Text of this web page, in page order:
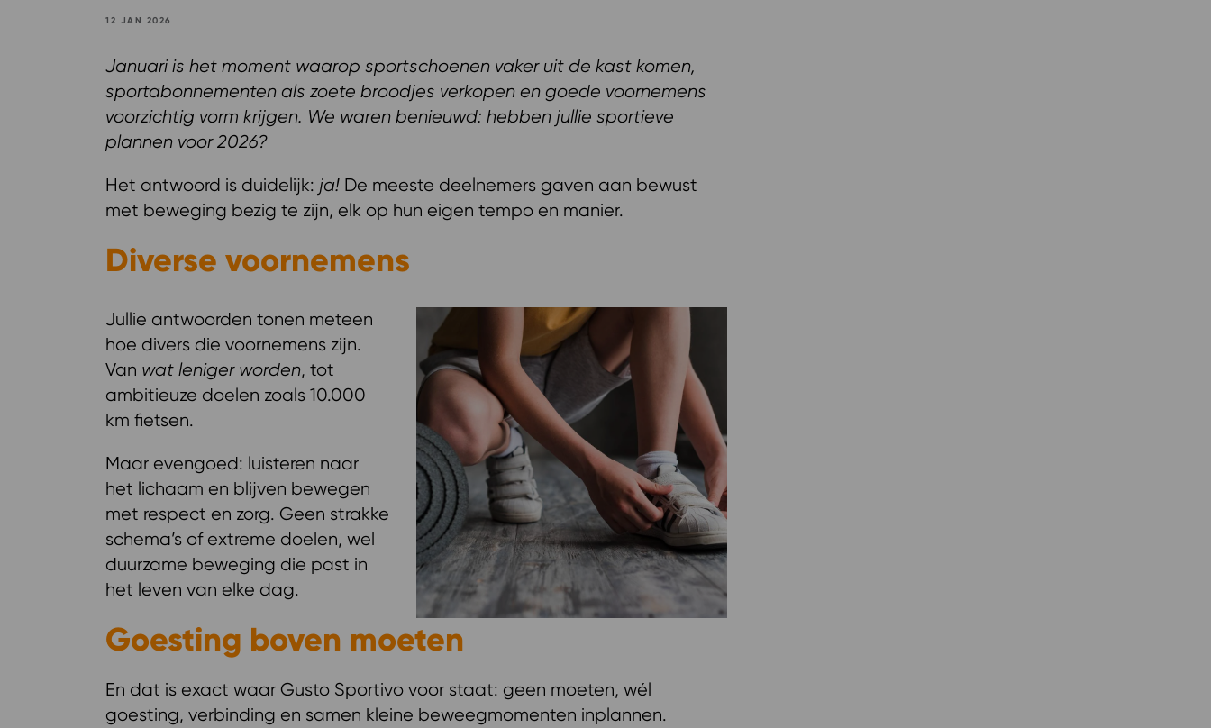
12 JAN 2026
Januari is het moment waarop sportschoenen vaker uit de kast komen,
sportabonnementen als zoete broodjes verkopen en goede voornemens
voorzichtig vorm krijgen. We waren benieuwd: hebben jullie sportieve
plannen voor 2026?
Het antwoord is duidelijk: ja! De meeste deelnemers gaven aan bewust
met beweging bezig te zijn, elk op hun eigen tempo en manier.
Diverse voornemens
Jullie antwoorden tonen meteen
hoe divers die voornemens zijn.
Van wat leniger worden, tot
ambitieuze doelen zoals 10.000
km fietsen.
Maar evengoed: luisteren naar
het lichaam en blijven bewegen
met respect en zorg. Geen strakke
schema’s of extreme doelen, wel
duurzame beweging die past in
het leven van elke dag.
Goesting boven moeten
En dat is exact waar Gusto Sportivo voor staat: geen moeten, wél
goesting, verbinding en samen kleine beweegmomenten inplannen.